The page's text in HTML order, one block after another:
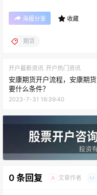
海报分享 收藏
期货
开户最新资讯 开户热门资讯
安康期货开户流程，安康期货
要什么条件？
2023-7-31 16:39:40
0 条回复 A 文章作者 M